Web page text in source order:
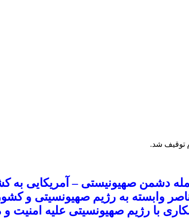
توقیف شد.
دشمن صهیونیستی – آمریکایی
وابسته به رژیم صهیونسیتی و
با رژیم صهیونسیتی علیه امنیت